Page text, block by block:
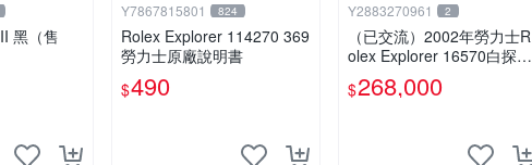
黑（售
Y7867815801 824
Rolex Explorer 114270 369
勞力士原廠說明書
$490
Y2883270961 2
（已交流）2002年勞力士R
olex Explorer 16570白探二
大全套 無拋整！品項超級
好！保留原始臺灣AD發票！
$268,000